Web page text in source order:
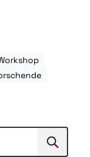
Suchen